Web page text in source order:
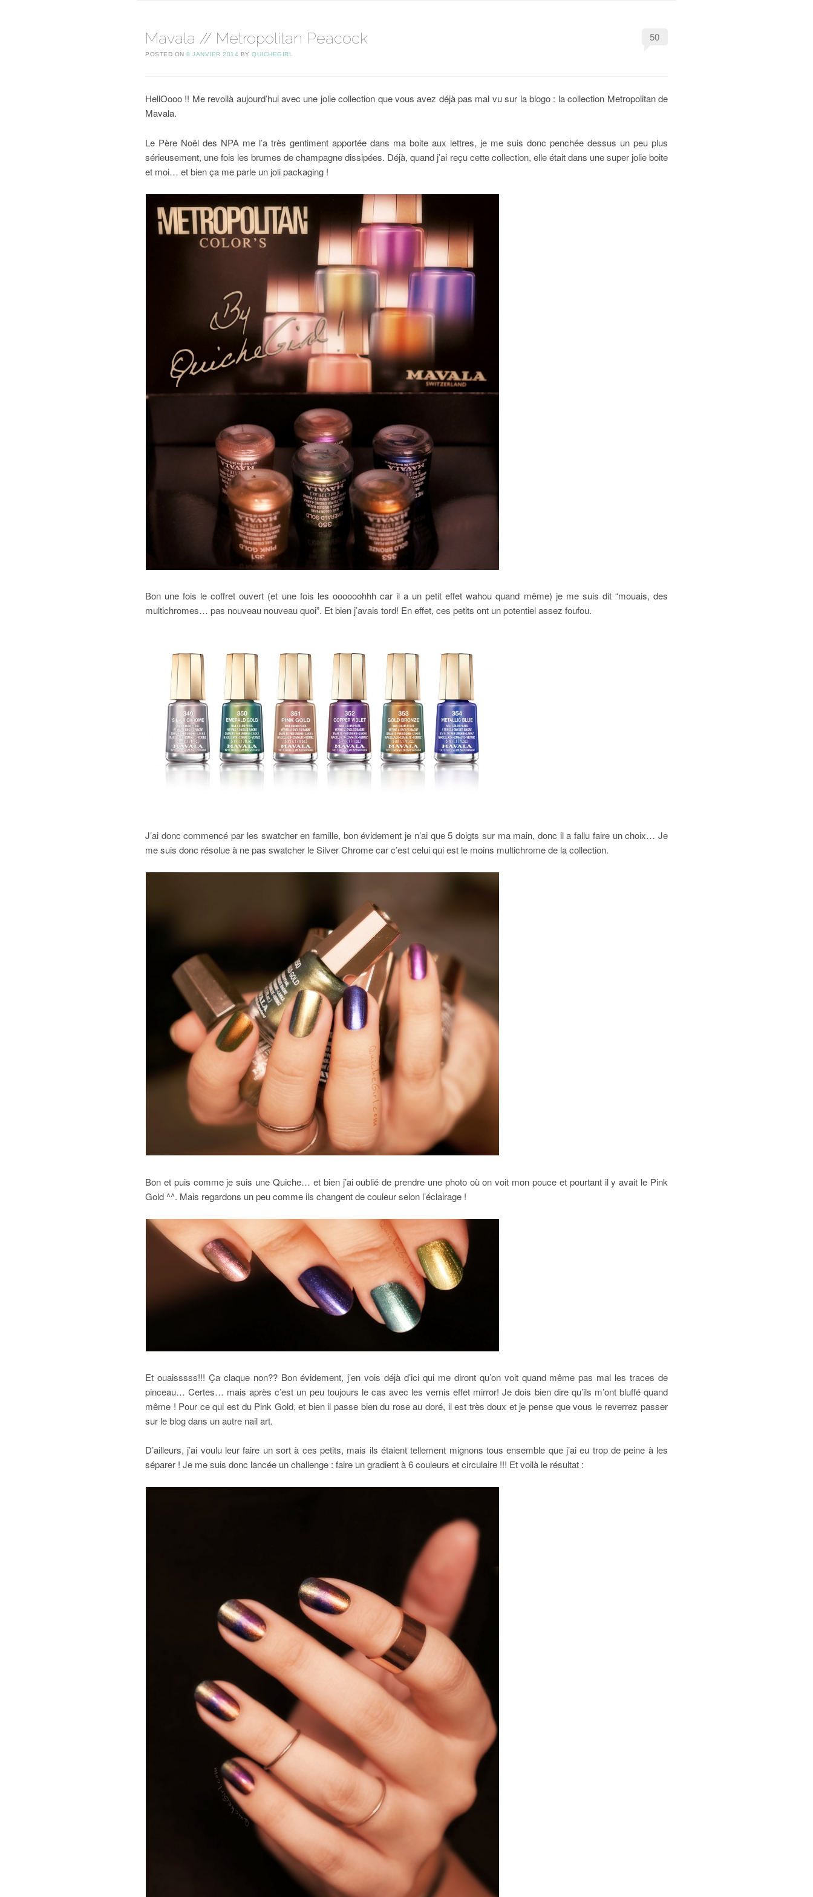
Mavala // Metropolitan Peacock
POSTED ON 8 JANVIER 2014 BY QUICHEGIRL
50
HellOooo !! Me revoilà aujourd’hui avec une jolie collection que vous avez déjà pas mal vu sur la blogo : la collection Metropolitan de
Mavala.
Le Père Noël des NPA me l’a très gentiment apportée dans ma boite aux lettres, je me suis donc penchée dessus un peu plus
sérieusement, une fois les brumes de champagne dissipées. Déjà, quand j’ai reçu cette collection, elle était dans une super jolie boite
et moi… et bien ça me parle un joli packaging !
Bon une fois le coffret ouvert (et une fois les oooooohhh car il a un petit effet wahou quand même) je me suis dit “mouais, des
multichromes… pas nouveau nouveau quoi”. Et bien j’avais tord! En effet, ces petits ont un potentiel assez foufou.
J’ai donc commencé par les swatcher en famille, bon évidement je n’ai que 5 doigts sur ma main, donc il a fallu faire un choix… Je
me suis donc résolue à ne pas swatcher le Silver Chrome car c’est celui qui est le moins multichrome de la collection.
Bon et puis comme je suis une Quiche… et bien j’ai oublié de prendre une photo où on voit mon pouce et pourtant il y avait le Pink
Gold ^^. Mais regardons un peu comme ils changent de couleur selon l’éclairage !
Et ouaisssss!!! Ça claque non?? Bon évidement, j’en vois déjà d’ici qui me diront qu’on voit quand même pas mal les traces de
pinceau… Certes… mais après c’est un peu toujours le cas avec les vernis effet mirror! Je dois bien dire qu’ils m’ont bluffé quand
même ! Pour ce qui est du Pink Gold, et bien il passe bien du rose au doré, il est très doux et je pense que vous le reverrez passer
sur le blog dans un autre nail art.
D’ailleurs, j’ai voulu leur faire un sort à ces petits, mais ils étaient tellement mignons tous ensemble que j’ai eu trop de peine à les
séparer ! Je me suis donc lancée un challenge : faire un gradient à 6 couleurs et circulaire !!! Et voilà le résultat :